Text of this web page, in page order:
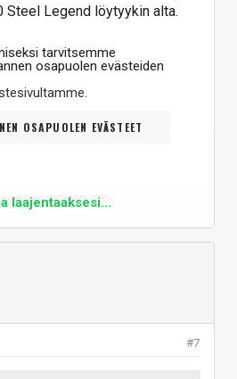
Steel Legend löytyykin alta.
tarvitsemme
osapuolen evästeiden
.
OSAPUOLEN EVÄSTEET
29iQz8jk&t=2750s
laajentaaksesi...
#7